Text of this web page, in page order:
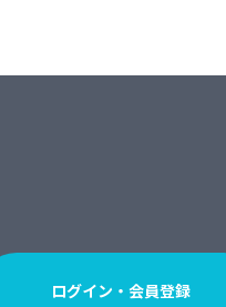
ログイン・会員登録